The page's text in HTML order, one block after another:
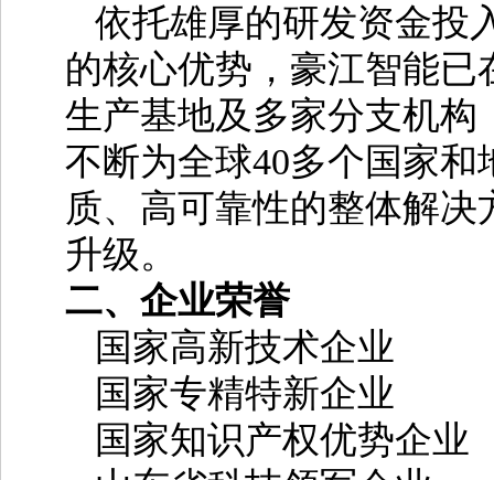
依托雄厚的研发资金投
的核心优势，豪江智能已
生产基地及多家分支机
不断为全球40多个国家和
质、高可靠性的整体解
升级。
二、企业荣誉
国家高新技术企业
国家专精特新企业
国家知识产权优势企业